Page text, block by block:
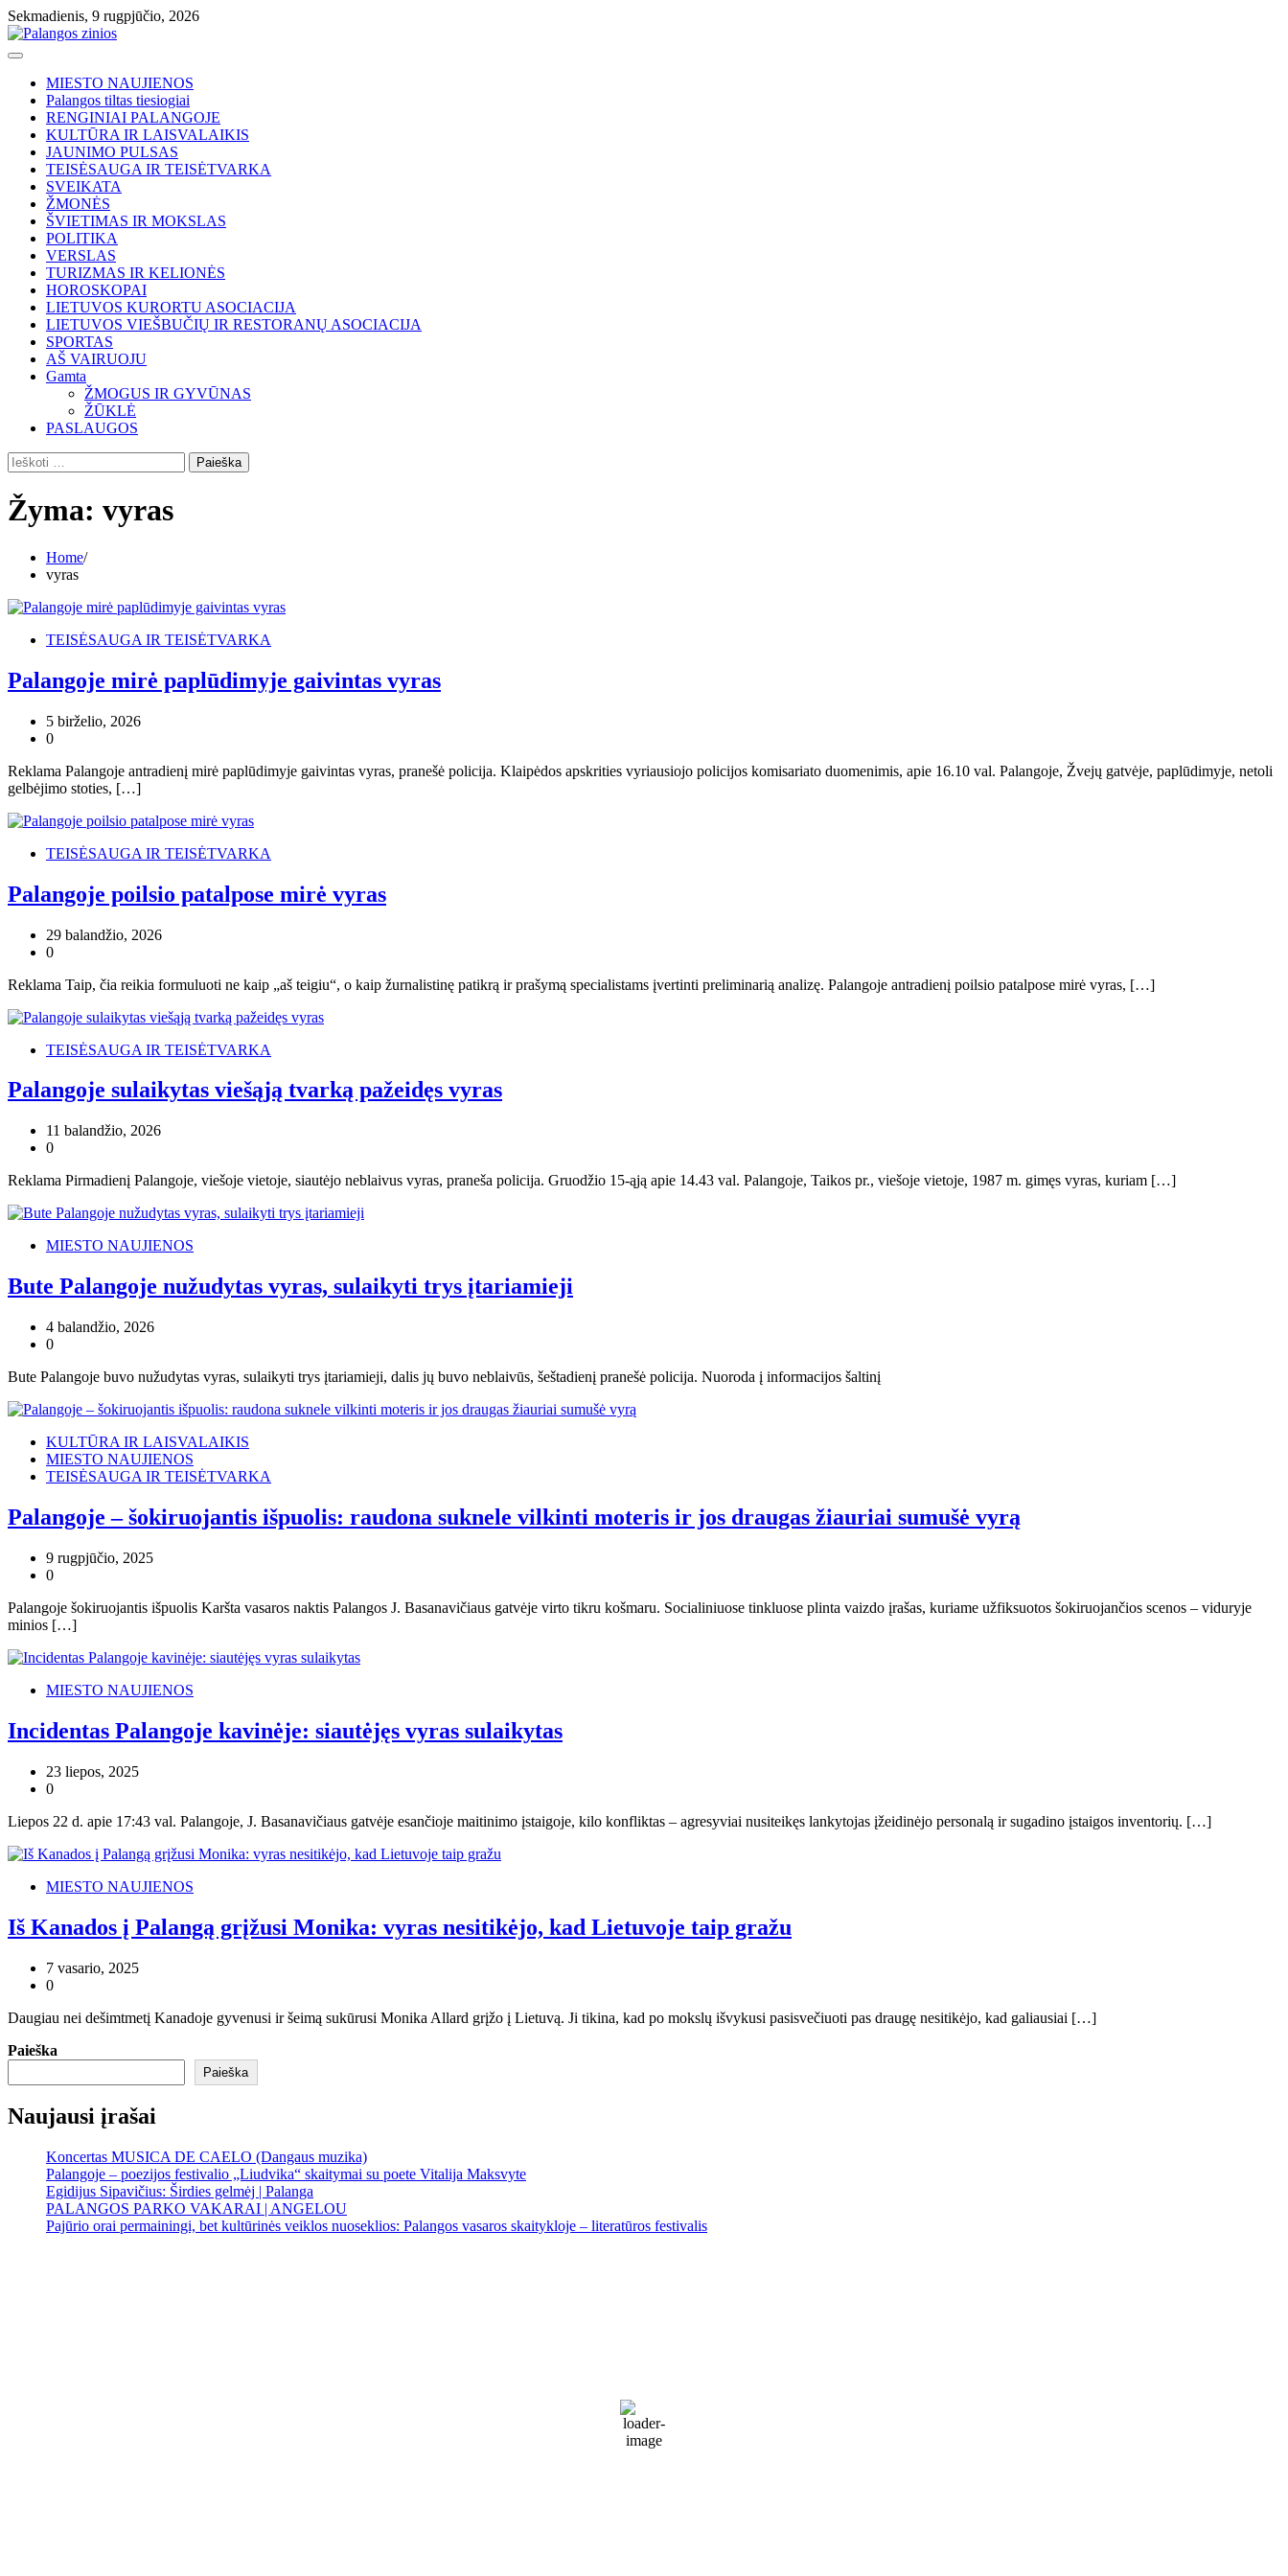
Skip
to
content
Sekmadienis, 9 rugpjūčio, 2026
MIESTO NAUJIENOS
Palangos tiltas tiesiogiai
RENGINIAI PALANGOJE
KULTŪRA IR LAISVALAIKIS
JAUNIMO PULSAS
TEISĖSAUGA IR TEISĖTVARKA
SVEIKATA
ŽMONĖS
ŠVIETIMAS IR MOKSLAS
POLITIKA
VERSLAS
TURIZMAS IR KELIONĖS
HOROSKOPAI
LIETUVOS KURORTU ASOCIACIJA
LIETUVOS VIEŠBUČIŲ IR RESTORANŲ ASOCIACIJA
SPORTAS
AŠ VAIRUOJU
Gamta
ŽMOGUS IR GYVŪNAS
ŽŪKLĖ
PASLAUGOS
Ieškoti:
Žyma: vyras
Home
vyras
TEISĖSAUGA IR TEISĖTVARKA
Palangoje mirė paplūdimyje gaivintas vyras
5 birželio, 2026
0
Reklama Palangoje antradienį mirė paplūdimyje gaivintas vyras, pranešė policija. Klaipėdos apskrities vyriausiojo policijos komisariato duomenimis, apie 16.10 val. Palangoje, Žvejų gatvėje, paplūdimyje, netoli
gelbėjimo stoties, […]
TEISĖSAUGA IR TEISĖTVARKA
Palangoje poilsio patalpose mirė vyras
29 balandžio, 2026
0
Reklama Taip, čia reikia formuluoti ne kaip „aš teigiu“, o kaip žurnalistinę patikrą ir prašymą specialistams įvertinti preliminarią analizę. Palangoje antradienį poilsio patalpose mirė vyras, […]
TEISĖSAUGA IR TEISĖTVARKA
Palangoje sulaikytas viešąją tvarką pažeidęs vyras
11 balandžio, 2026
0
Reklama Pirmadienį Palangoje, viešoje vietoje, siautėjo neblaivus vyras, praneša policija. Gruodžio 15-ąją apie 14.43 val. Palangoje, Taikos pr., viešoje vietoje, 1987 m. gimęs vyras, kuriam […]
MIESTO NAUJIENOS
Bute Palangoje nužudytas vyras, sulaikyti trys įtariamieji
4 balandžio, 2026
0
Bute Palangoje buvo nužudytas vyras, sulaikyti trys įtariamieji, dalis jų buvo neblaivūs, šeštadienį pranešė policija. Nuoroda į informacijos šaltinį
KULTŪRA IR LAISVALAIKIS
MIESTO NAUJIENOS
TEISĖSAUGA IR TEISĖTVARKA
Palangoje – šokiruojantis išpuolis: raudona suknele vilkinti moteris ir jos draugas žiauriai sumušė vyrą
9 rugpjūčio, 2025
0
Palangoje šokiruojantis išpuolis Karšta vasaros naktis Palangos J. Basanavičiaus gatvėje virto tikru košmaru. Socialiniuose tinkluose plinta vaizdo įrašas, kuriame užfiksuotos šokiruojančios scenos – viduryje
minios […]
MIESTO NAUJIENOS
Incidentas Palangoje kavinėje: siautėjęs vyras sulaikytas
23 liepos, 2025
0
Liepos 22 d. apie 17:43 val. Palangoje, J. Basanavičiaus gatvėje esančioje maitinimo įstaigoje, kilo konfliktas – agresyviai nusiteikęs lankytojas įžeidinėjo personalą ir sugadino įstaigos inventorių. […]
MIESTO NAUJIENOS
Iš Kanados į Palangą grįžusi Monika: vyras nesitikėjo, kad Lietuvoje taip gražu
7 vasario, 2025
0
Daugiau nei dešimtmetį Kanadoje gyvenusi ir šeimą sukūrusi Monika Allard grįžo į Lietuvą. Ji tikina, kad po mokslų išvykusi pasisvečiuoti pas draugę nesitikėjo, kad galiausiai […]
Paieška
Paieška
Naujausi įrašai
Koncertas MUSICA DE CAELO (Dangaus muzika)
Palangoje – poezijos festivalio „Liudvika“ skaitymai su poete Vitalija Maksvyte
Egidijus Sipavičius: Širdies gelmėj | Palanga
PALANGOS PARKO VAKARAI | ANGELOU
Pajūrio orai permainingi, bet kultūrinės veiklos nuoseklios: Palangos vasaros skaitykloje – literatūros festivalis
83 %
1022 mb